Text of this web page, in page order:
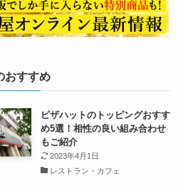
おすすめ
ピザハットのトッピングおすす
め5選！相性の良い組み合わせ
もご紹介
2023年4月1日
レストラン・カフェ